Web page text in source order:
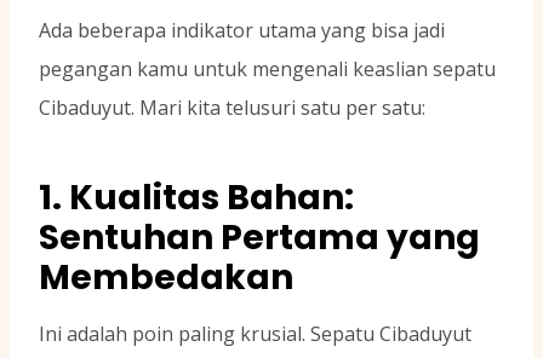
Ada beberapa indikator utama yang bisa jadi
pegangan kamu untuk mengenali keaslian sepatu
Cibaduyut. Mari kita telusuri satu per satu:
1. Kualitas Bahan:
Sentuhan Pertama yang
Membedakan
Ini adalah poin paling krusial. Sepatu Cibaduyut